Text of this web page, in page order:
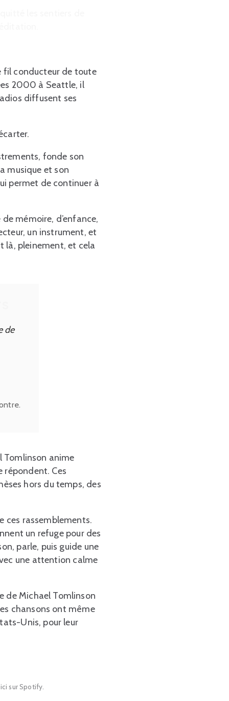
fil conducteur de toute
2000 à Seattle, il
diffusent ses
fonde son
musique et son
permet de continuer à
mémoire, d’enfance,
un instrument, et
là, pleinement, et cela
de
Tomlinson anime
Ces
hors du temps, des
ces rassemblements.
un refuge pour des
parle, puis guide une
une attention calme
de Michael Tomlinson
chansons ont même
Unis, pour leur
sur Spotify.